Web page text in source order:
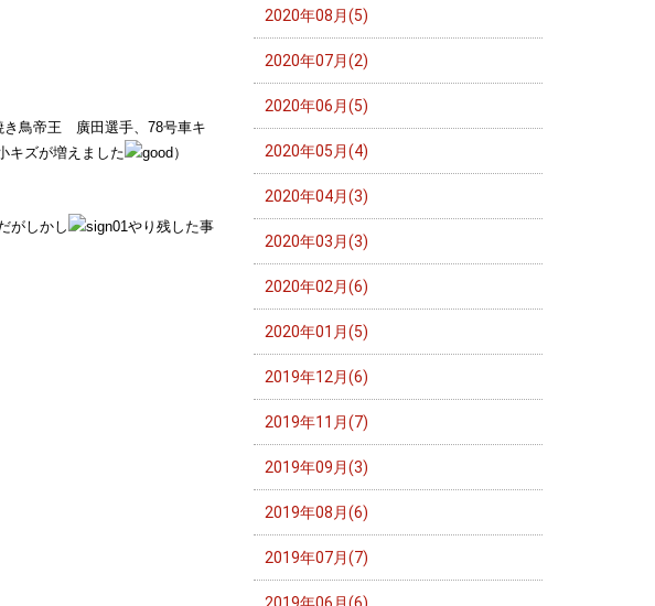
き鳥帝王 廣田選手、78号車キ
キズが増えました
）
がしかし
やり残した事
2020年08月(5)
2020年07月(2)
2020年06月(5)
2020年05月(4)
2020年04月(3)
2020年03月(3)
2020年02月(6)
2020年01月(5)
2019年12月(6)
2019年11月(7)
2019年09月(3)
2019年08月(6)
2019年07月(7)